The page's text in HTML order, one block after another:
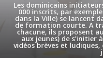
Les dominicains
000 inscrits, par
dans la Ville) se lancent
de formation courte. A
chacune, ils proposent
aux jeunes) de s'initier
vidéos brèves et